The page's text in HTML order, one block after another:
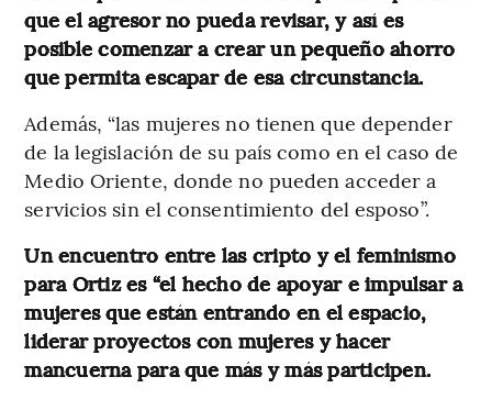
que el agresor no pueda revisar, y así es
posible comenzar a crear un pequeño ahorro
que permita escapar de esa circunstancia.
Además, “las mujeres no tienen que depender
de la legislación de su país como en el caso de
Medio Oriente, donde no pueden acceder a
servicios sin el consentimiento del esposo”.
Un encuentro entre las cripto y el feminismo
para Ortiz es “el hecho de apoyar e impulsar a
mujeres que están entrando en el espacio,
liderar proyectos con mujeres y hacer
mancuerna para que más y más participen.